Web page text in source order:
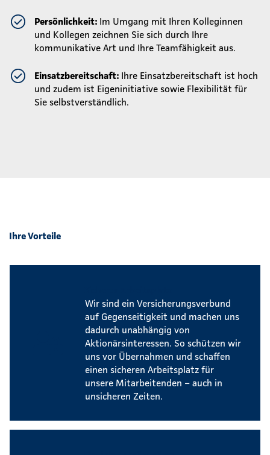
Persönlichkeit: Im Umgang mit Ihren Kolleginnen
und Kollegen zeichnen Sie sich durch Ihre
kommunikative Art und Ihre Teamfähigkeit aus.
Einsatzbereitschaft: Ihre Einsatzbereitschaft ist hoch
und zudem ist Eigeninitiative sowie Flexibilität für
Sie selbstverständlich.
Ihre Vorteile
Wir sind ein Versicherungsverbund
auf Gegenseitigkeit und machen uns
dadurch unabhängig von
Aktionärsinteressen. So schützen wir
uns vor Übernahmen und schaffen
einen sicheren Arbeitsplatz für
unsere Mitarbeitenden – auch in
unsicheren Zeiten.